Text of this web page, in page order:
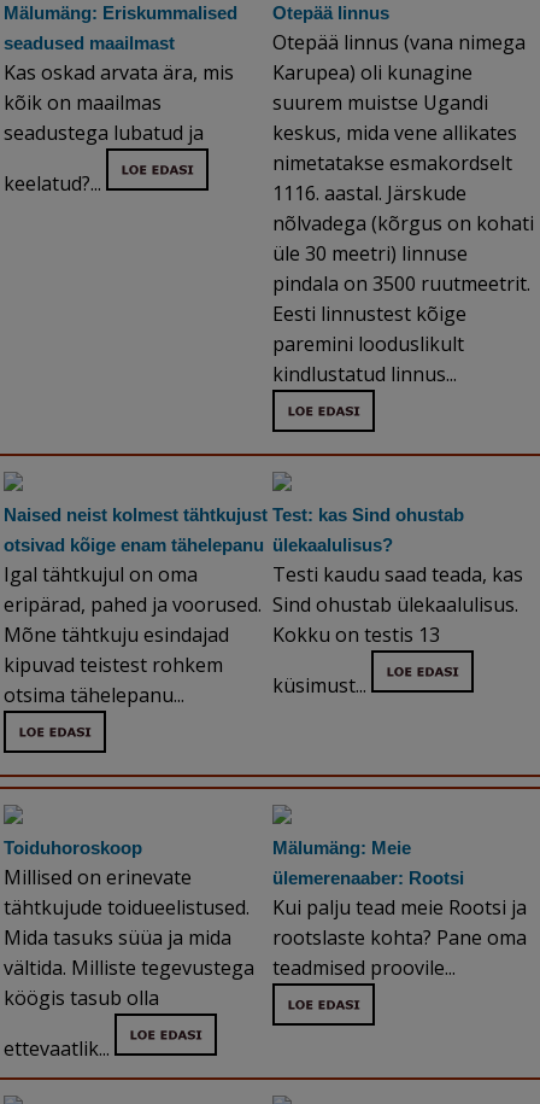
Mälumäng: Eriskummalised
seadused maailmast
Kas oskad arvata ära, mis
kõik on maailmas
seadustega lubatud ja
keelatud?...
Otepää linnus
Otepää linnus (vana nimega
Karupea) oli kunagine
suurem muistse Ugandi
keskus, mida vene allikates
nimetatakse esmakordselt
1116. aastal. Järskude
nõlvadega (kõrgus on kohati
üle 30 meetri) linnuse
pindala on 3500 ruutmeetrit.
Eesti linnustest kõige
paremini looduslikult
kindlustatud linnus...
Naised neist kolmest tähtkujust
otsivad kõige enam tähelepanu
Igal tähtkujul on oma
eripärad, pahed ja voorused.
Mõne tähtkuju esindajad
kipuvad teistest rohkem
otsima tähelepanu...
Test: kas Sind ohustab
ülekaalulisus?
Testi kaudu saad teada, kas
Sind ohustab ülekaalulisus.
Kokku on testis 13
küsimust...
Toiduhoroskoop
Millised on erinevate
tähtkujude toidueelistused.
Mida tasuks süüa ja mida
vältida. Milliste tegevustega
köögis tasub olla
ettevaatlik...
Mälumäng: Meie
ülemerenaaber: Rootsi
Kui palju tead meie Rootsi ja
rootslaste kohta? Pane oma
teadmised proovile...